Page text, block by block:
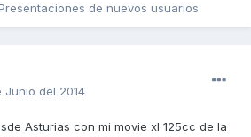
de nuevos usuarios
Junio del 2014
Asturias con mi movie xl 125cc de la